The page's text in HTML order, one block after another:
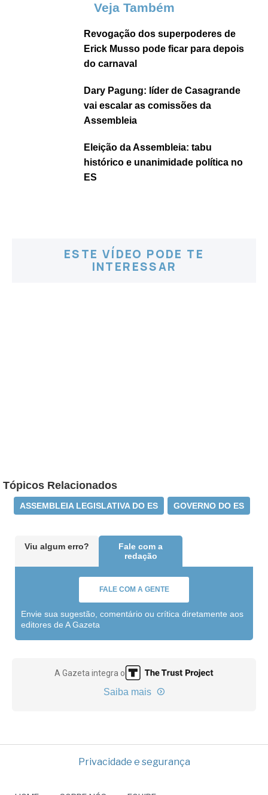
Veja Também
Revogação dos superpoderes de
Erick Musso pode ficar para depois
do carnaval
Dary Pagung: líder de Casagrande
vai escalar as comissões da
Assembleia
Eleição da Assembleia: tabu
histórico e unanimidade política no
ES
ESTE VÍDEO PODE TE
INTERESSAR
Tópicos Relacionados
ASSEMBLEIA LEGISLATIVA DO ES GOVERNO DO ES
Viu algum erro?
Fale com a
redação
FALE COM A GENTE
Envie sua sugestão, comentário ou crítica diretamente aos
editores de A Gazeta
A Gazeta integra o
Saiba mais
Privacidade e segurança